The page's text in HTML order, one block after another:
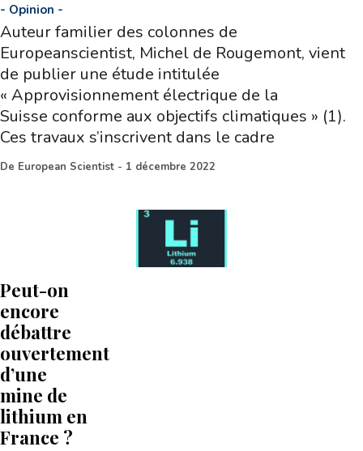
- Opinion -
Auteur familier des colonnes de
Europeanscientist, Michel de Rougemont, vient
de publier une étude intitulée
« Approvisionnement électrique de la
Suisse conforme aux objectifs climatiques » (1).
Ces travaux s’inscrivent dans le cadre
De European Scientist - 1 décembre 2022
Peut-on
encore
débattre
ouvertement
d’une
mine de
lithium en
France ?